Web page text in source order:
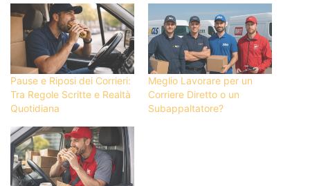
Pause e Riposi dei Corrieri:
Tra Regole Scritte e Realtà
Quotidiana
Meglio Lavorare per un
Corriere Diretto o un
Subappaltatore?